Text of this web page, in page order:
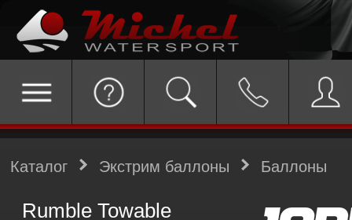
Каталог Экстрим баллоны Баллоны
Rumble Towable